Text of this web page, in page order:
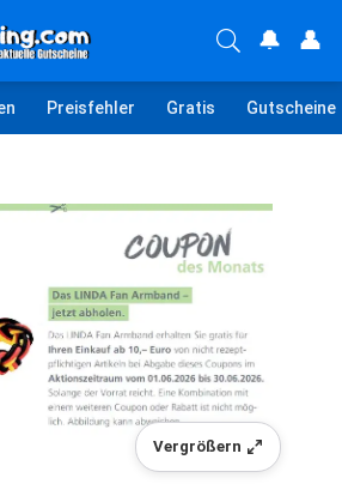
🔔 👤
Preisfehler Gratis Gutscheine
Vergrößern